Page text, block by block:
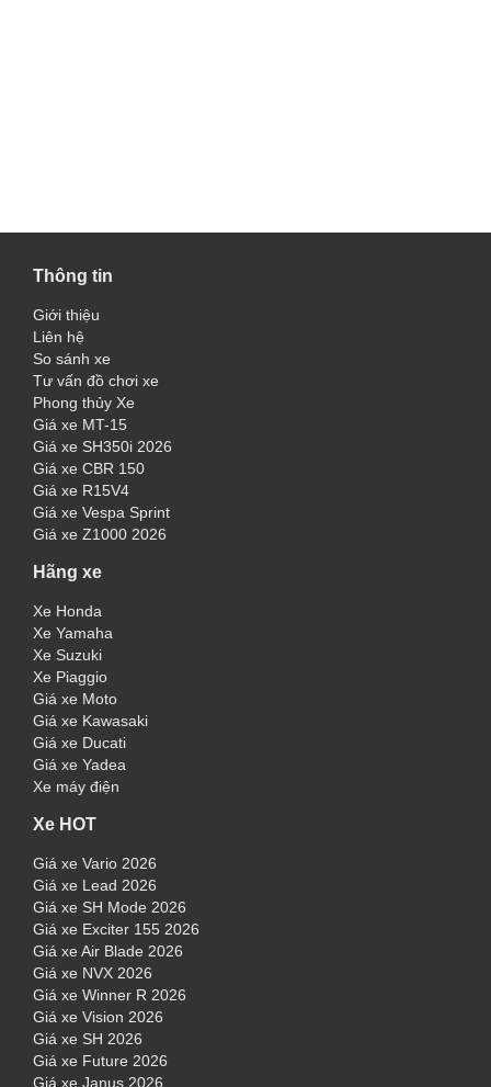
Thông tin
Giới thiệu
Liên hệ
So sánh xe
Tư vấn đồ chơi xe
Phong thủy Xe
Giá xe MT-15
Giá xe SH350i 2026
Giá xe CBR 150
Giá xe R15V4
Giá xe Vespa Sprint
Giá xe Z1000 2026
Hãng xe
Xe Honda
Xe Yamaha
Xe Suzuki
Xe Piaggio
Giá xe Moto
Giá xe Kawasaki
Giá xe Ducati
Giá xe Yadea
Xe máy điện
Xe HOT
Giá xe Vario 2026
Giá xe Lead 2026
Giá xe SH Mode 2026
Giá xe Exciter 155 2026
Giá xe Air Blade 2026
Giá xe NVX 2026
Giá xe Winner R 2026
Giá xe Vision 2026
Giá xe SH 2026
Giá xe Future 2026
Giá xe Janus 2026